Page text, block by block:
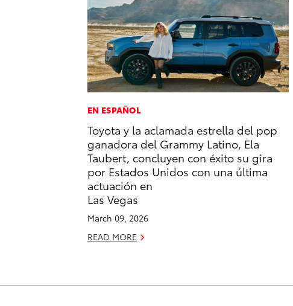
EN ESPAÑOL
Toyota y la aclamada estrella del pop
ganadora del Grammy Latino, Ela
Taubert, concluyen con éxito su gira
por Estados Unidos con una última
actuación en
Las Vegas
March 09, 2026
READ MORE